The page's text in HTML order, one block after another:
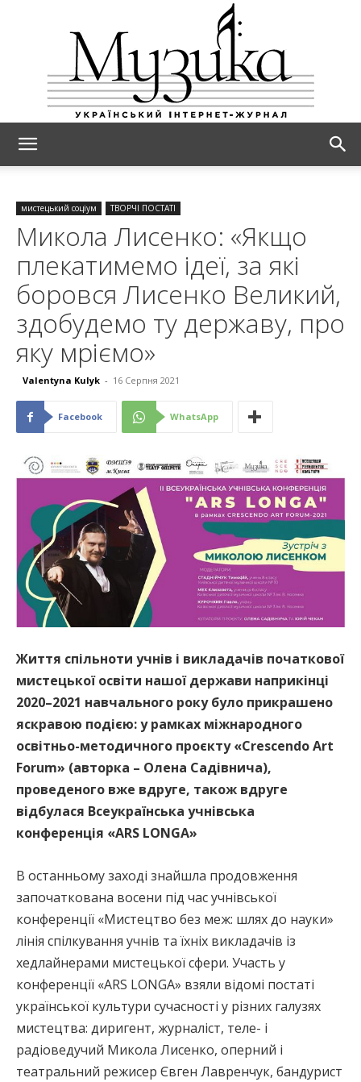
мистецький соціум ТВОРЧІ ПОСТАТІ
Микола Лисенко: «Якщо
плекатимемо ідеї, за які
боровся Лисенко Великий,
здобудемо ту державу, про
яку мріємо»
Valentyna Kulyk - 16 Серпня 2021
Facebook WhatsApp
Життя спільноти учнів і викладачів початкової
мистецької освіти нашої держави наприкінці
2020–2021 навчального року було прикрашено
яскравою подією: у рамках міжнародного
освітньо-методичного проєкту «Crescendo Art
Forum» (авторка – Олена Садівнича),
проведеного вже вдруге, також вдруге
відбулася Всеукраїнська учнівська
конференція «ARS LONGA»
В останньому заході знайшла продовження
започаткована восени під час учнівської
конференції «Мистецтво без меж: шлях до науки»
лінія спілкування учнів та їхніх викладачів із
хедлайнерами мистецької сфери. Участь у
конференції «ARS LONGA» взяли відомі постаті
української культури сучасності у різних галузях
мистецтва: диригент, журналіст, теле- і
радіоведучий Микола Лисенко, оперний і
театральний режисер Євген Лавренчук, бандурист